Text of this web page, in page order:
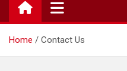
Home Contact Us